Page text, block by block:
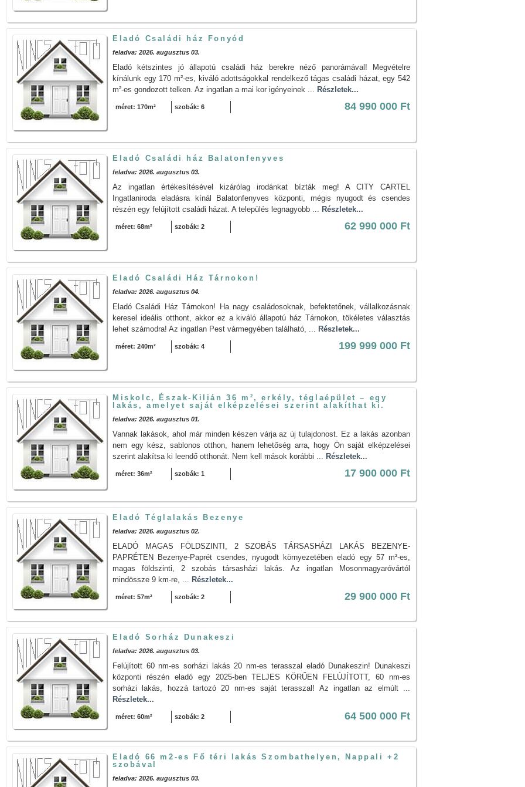
Eladó Családi ház Fonyód
feladva: 2026. augusztus 03.
Eladó kétszintes jó állapotú családi ház berekre néző panorámával! Megvételre
kínálunk egy 170 m²-es, kiváló adottságokkal rendelkező tágas családi házat, egy 542
m²-es gondozott telken. Az ingatlan a mai kor igényeinek ... Részletek...
méret: 170m² szobák: 6 84 990 000 Ft
Eladó Családi ház Balatonfenyves
feladva: 2026. augusztus 03.
Az ingatlan értékesítésével kizárólag irodánkat bízták meg! A CITY CARTEL
Ingatlaniroda eladásra kínál Balatonfenyves központi, mégis nyugodt és csendes
részén egy felújított családi házat. A település legnagyobb ... Részletek...
méret: 68m² szobák: 2 62 990 000 Ft
Eladó Családi Ház Tárnokon!
feladva: 2026. augusztus 04.
Eladó Családi Ház Tárnokon! Ha nagy családosoknak, befektetőnek, vállalkozásnak
keresel ideális otthont, akkor ez a kiváló állapotú ház Tárnokon, tökéletes választás
lehet számodra! Az ingatlan Pest vármegyében található, ... Részletek...
méret: 240m² szobák: 4 199 999 000 Ft
Miskolc, Észak-Kilián 36 m², erkély, téglaépület – egy
lakás, amelyet saját elképzelései szerint alakíthat ki.
feladva: 2026. augusztus 01.
Vannak lakások, ahol már minden készen várja az új tulajdonost. Ez a lakás azonban
nem egy kész, sablonos otthon, hanem lehetőség arra, hogy Ön saját elképzelései
szerint alakítsa ki leendő otthonát. Nem kell mások korábbi ... Részletek...
méret: 36m² szobák: 1 17 900 000 Ft
Eladó Téglalakás Bezenye
feladva: 2026. augusztus 02.
ELADÓ MAGAS FÖLDSZINTI, 2 SZOBÁS TÁRSASHÁZI LAKÁS BEZENYE-
PAPRÉTEN Bezenye-Paprét csendes, nyugodt környezetében eladó egy 57 m²-es,
magas földszinti, 2 szobás társasházi lakás. Az ingatlan Mosonmagyaróvártól
mindössze 9 km-re, ... Részletek...
méret: 57m² szobák: 2 29 900 000 Ft
Eladó Sorház Dunakeszi
feladva: 2026. augusztus 03.
Felújított 60 nm-es sorházi lakás 20 nm-es terasszal eladó Dunakeszin! Dunakeszi
központi részén eladó egy 2025-ben TELJES KÖRŰEN FELÚJÍTOTT, 60 nm-es
sorházi lakás, hozzá tartozó 20 nm-es saját terasszal! Az ingatlan az elmúlt ...
Részletek...
méret: 60m² szobák: 2 64 500 000 Ft
Eladó 66 m2-es Fő téri lakás Szombathelyen, Nappali +2
szobával
feladva: 2026. augusztus 03.